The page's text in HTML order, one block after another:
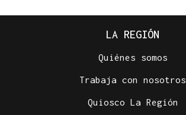
LA REGIÓN
Quiénes somos
Trabaja con nosotros
Quiosco La Región